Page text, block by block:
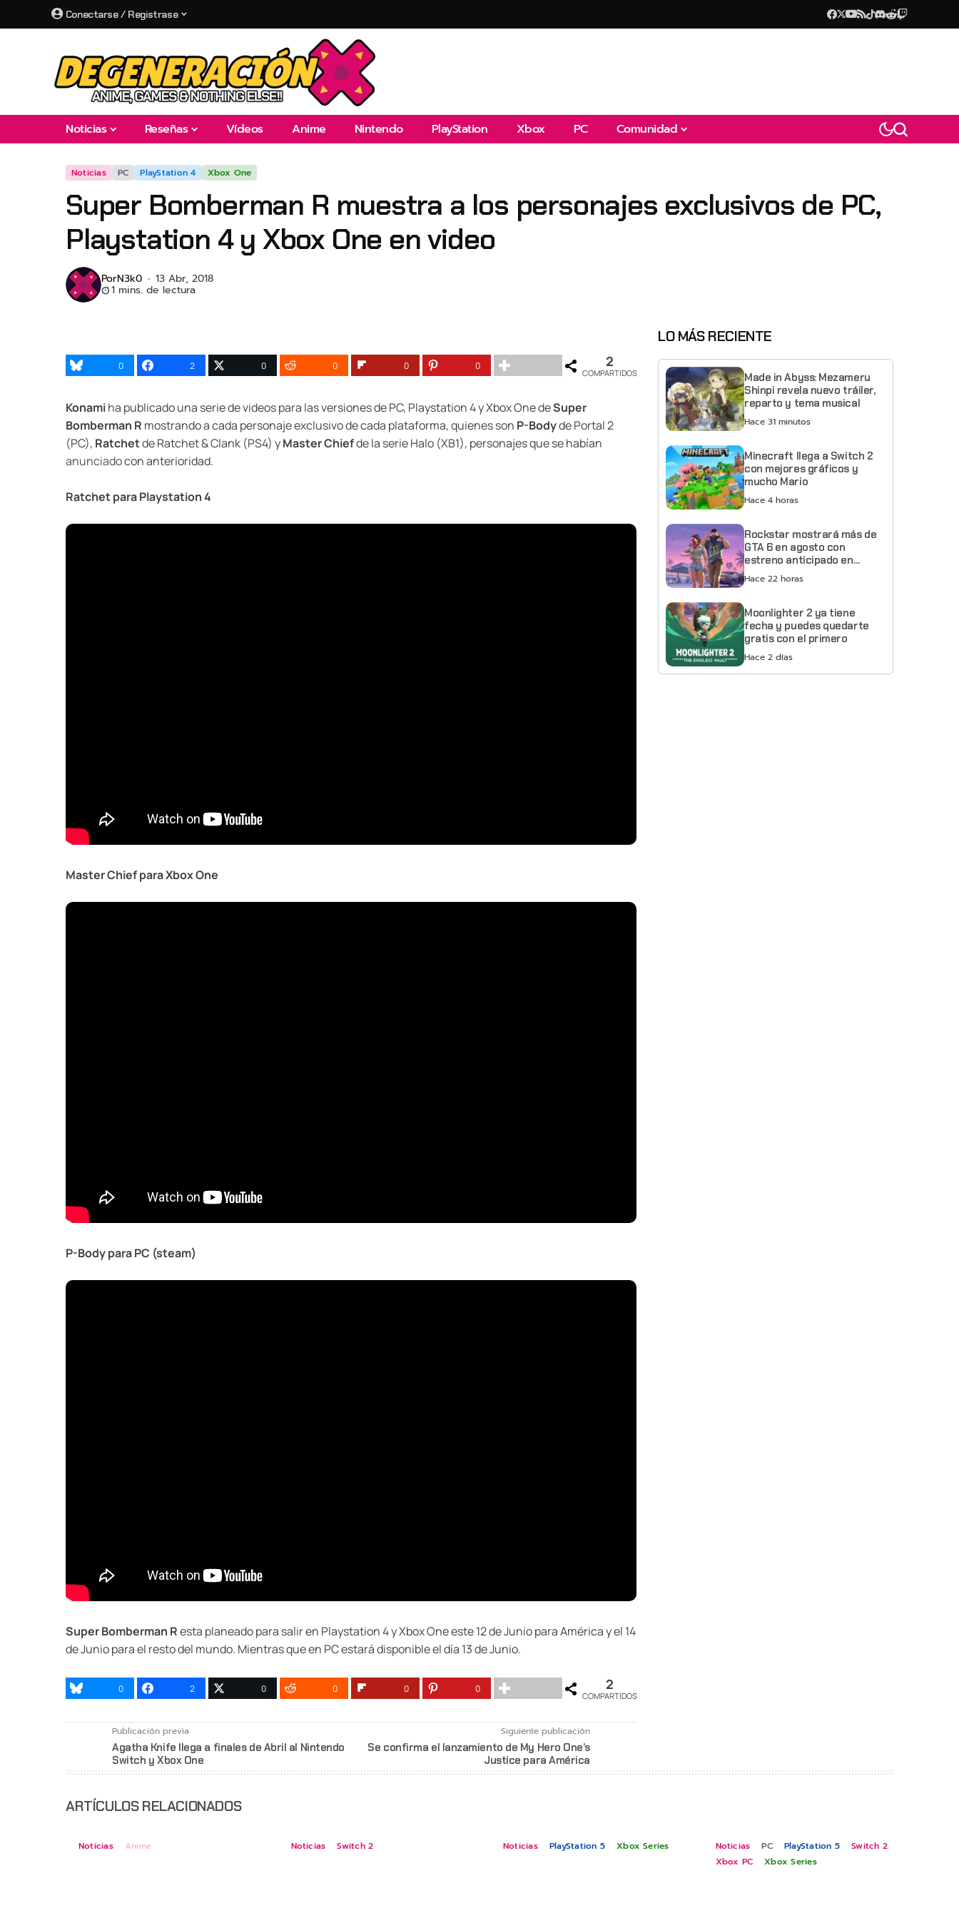
Conectarse / Registrase
Noticias Reseñas Vídeos Anime Nintendo PlayStation Xbox PC Comunidad
Noticias PC PlayStation 4 Xbox One
Super Bomberman R muestra a los personajes exclusivos de PC,
Playstation 4 y Xbox One en video
PorN3k0 13 Abr, 2018
1 mins. de lectura
0 2 0 0 0 0 2
COMPARTIDOS
Konamiha publicado una serie de videos para las versiones de PC, Playstation 4 y Xbox One deSuper
Bomberman R mostrando a cada personaje exclusivo de cada plataforma, quienes son P-Bodyde Portal 2
(PC), Ratchetde Ratchet & Clank (PS4) yMaster Chiefde la serie Halo (XB1), personajes que se habían
anunciadocon anterioridad.
Ratchet para Playstation 4
Master Chief para Xbox One
P-Body para PC (steam)
Super Bomberman Resta planeado para salir en Playstation 4 y Xbox One este 12 de Junio para América y el 14
de Junio para el resto del mundo. Mientras que en PC estará disponible el día 13 de Junio.
0 2 0 0 0 0 2
COMPARTIDOS
Publicación previa
Agatha Knife llega a finales de Abril al Nintendo
Switch y Xbox One
Siguiente publicación
Se confirma el lanzamiento de My Hero One’s
Justice para América
LO MÁS RECIENTE
Made in Abyss: Mezameru
Shinpi revela nuevo tráiler,
reparto y tema musical
Hace 31 minutos
Minecraft llega a Switch 2
con mejores gráficos y
mucho Mario
Hace 4 horas
Rockstar mostrará más de
GTA 6 en agosto con
estreno anticipado en
Netflix
Hace 22 horas
Moonlighter 2 ya tiene
fecha y puedes quedarte
gratis con el primero
Hace 2 días
ARTÍCULOS RELACIONADOS
Noticias Anime Noticias Switch 2 Noticias PlayStation 5 Xbox Series Noticias PC PlayStation 5
Switch 2
Xbox PC
Xbox Series